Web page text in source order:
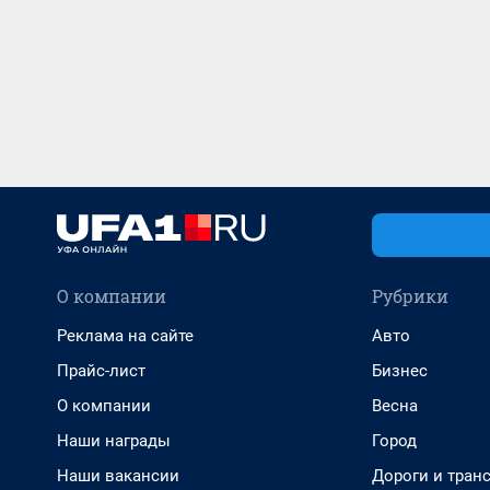
О компании
Реклама на сайте
Прайс-лист
О компании
Наши награды
Наши вакансии
Рубрики
Авто
Бизнес
Весна
Город
Дороги и